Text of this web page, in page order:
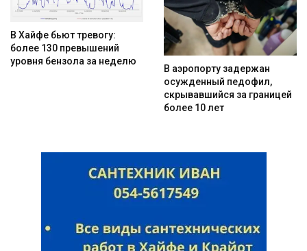
В Хайфе бьют тревогу:
более 130 превышений
уровня бензола за неделю
В аэропорту задержан
осужденный педофил,
скрывавшийся за границей
более 10 лет